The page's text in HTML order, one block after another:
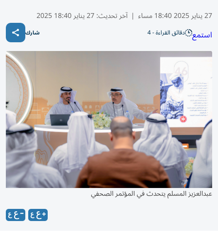
27 يناير 2025 18:40 مساء | آخر تحديث:27 يناير 18:40 2025
استمع دقائق القراءة - 4 شارك
عبدالعزيز المسلم يتحدث في المؤتمر الصحفي